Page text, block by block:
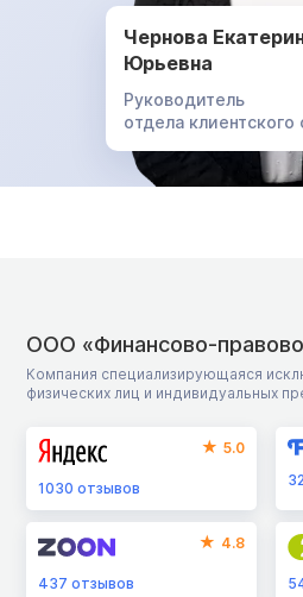
Чернова
Юрьевна
Руководитель
отдела клиентского
ООО «Финансово-
Компания специализирующаяся
физических лиц и индивидуальных
5.0
1030 отзывов
4.8
437 отзывов